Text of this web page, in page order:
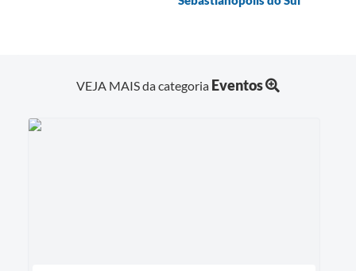
VEJA MAIS da categoria Eventos